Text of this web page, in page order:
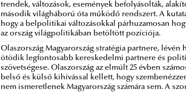
trendek, változások, események befolyásolták,
második világháború óta működő rendszert. A
hogy a belpolitikai változásokkal párhuzamosan
az ország világpolitikában betöltött pozíciója.
Olaszország Magyarország stratégia partnere, lévén
ötödik legfontosabb kereskedelmi partnere és
szövetségese. Olaszország az elmúlt 25 évben
belső és külső kihívással kellett, hogy
nem ismeretlenek Magyarország számára sem. A